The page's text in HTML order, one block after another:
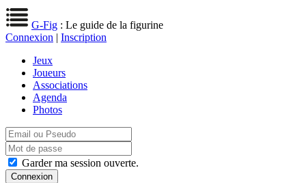
G-Fig : Le guide de la figurine
Connexion | Inscription
Jeux
Joueurs
Associations
Agenda
Photos
Garder ma session ouverte.